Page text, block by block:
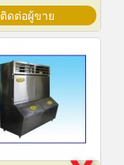
ติดต่อผู้ขาย